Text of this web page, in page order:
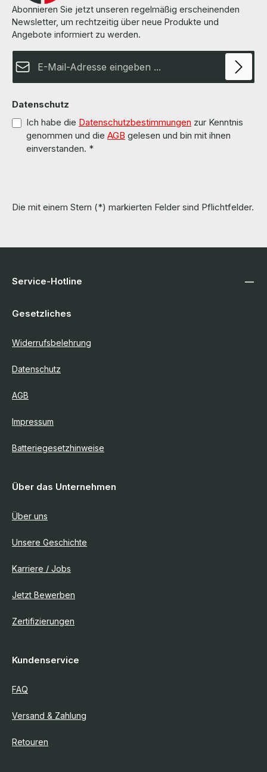
Abonnieren Sie jetzt unseren regelmäßig erscheinenden
Newsletter, um rechtzeitig über neue Produkte und
Angebote informiert zu werden.
Datenschutz
Ich habe die Datenschutzbestimmungen zur Kenntnis
genommen und die AGB gelesen und bin mit ihnen
einverstanden. *
Die mit einem Stern (*) markierten Felder sind Pflichtfelder.
Service-Hotline
Gesetzliches
Widerrufsbelehrung
Datenschutz
AGB
Impressum
Batteriegesetzhinweise
Über das Unternehmen
Über uns
Unsere Geschichte
Karriere / Jobs
Jetzt Bewerben
Zertifizierungen
Kundenservice
FAQ
Versand & Zahlung
Retouren